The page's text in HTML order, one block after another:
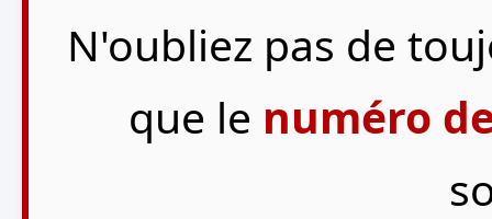
N'oubliez pas de
que le numéro